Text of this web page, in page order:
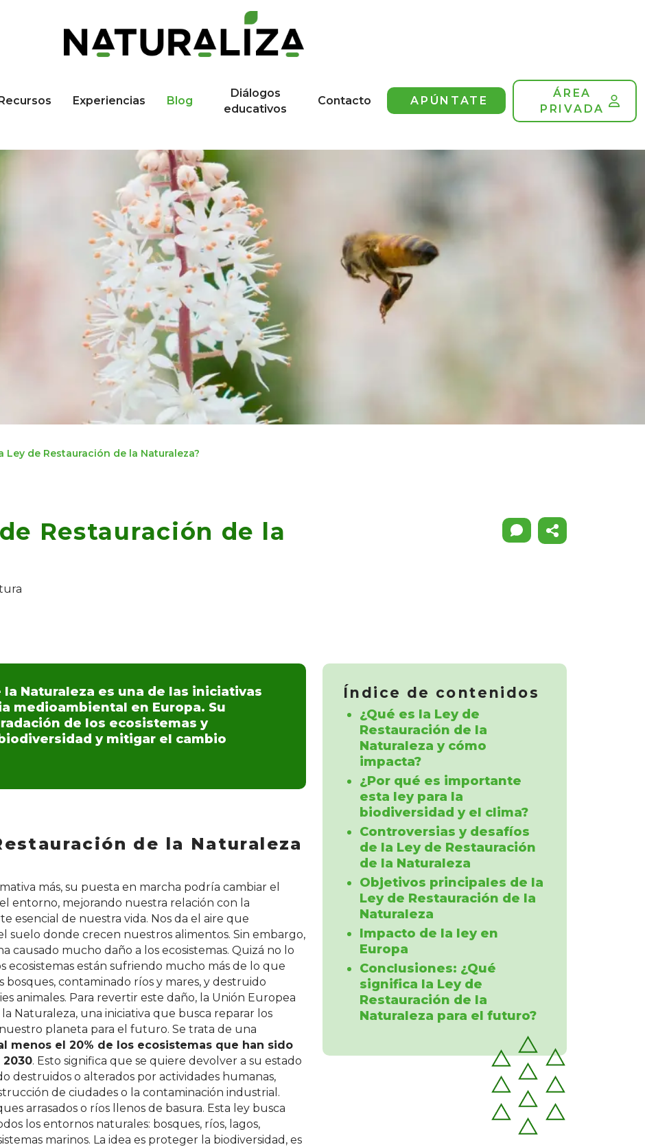
Recursos Experiencias Blog
Diálogos
educativos
Contacto APÚNTATE
ÁREA
PRIVADA
Ley de Restauración de la Naturaleza?
Restauración de la
la Naturaleza es una de las iniciativas
medioambiental en Europa. Su
de los ecosistemas y
y mitigar el cambio
de la Naturaleza
más, su puesta en marcha podría cambiar el
entorno, mejorando nuestra relación con la
esencial de nuestra vida. Nos da el aire que
suelo donde crecen nuestros alimentos. Sin embargo,
causado mucho daño a los ecosistemas. Quizá no lo
ecosistemas están sufriendo mucho más de lo que
bosques, contaminado ríos y mares, y destruido
animales. Para revertir este daño, la Unión Europea
Naturaleza, una iniciativa que busca reparar los
planeta para el futuro. Se trata de una
menos el 20% de los ecosistemas que han sido
2030. Esto significa que se quiere devolver a su estado
destruidos o alterados por actividades humanas,
de ciudades o la contaminación industrial.
arrasados o ríos llenos de basura. Esta ley busca
los entornos naturales: bosques, ríos, lagos,
marinos. La idea es proteger la biodiversidad, es
Índice de contenidos
¿Qué es la Ley de
Restauración de la
Naturaleza y cómo
impacta?
¿Por qué es importante
esta ley para la
biodiversidad y el clima?
Controversias y desafíos
de la Ley de Restauración
de la Naturaleza
Objetivos principales de la
Ley de Restauración de la
Naturaleza
Impacto de la ley en
Europa
Conclusiones: ¿Qué
significa la Ley de
Restauración de la
Naturaleza para el futuro?